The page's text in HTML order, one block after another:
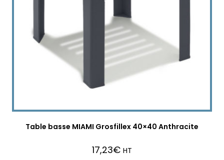
Table basse MIAMI Grosfillex 40×40 Anthracite
17,23€ HT